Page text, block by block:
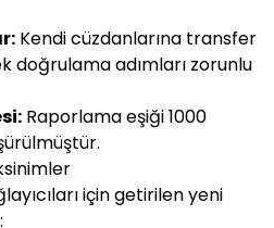
Kendi cüzdanlarına transfer
doğrulama adımları zorunlu
Raporlama eşiği 1000
için getirilen yeni